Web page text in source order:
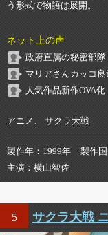
う形式で物語は展開。
ネット上の声
政府直属の秘密部
マリアさんカッコ良
人気作品新作OVA化
アニメ、 サクラ大戦
製作年 1999年 製作国
主演
横山智佐
5 サクラ大戦